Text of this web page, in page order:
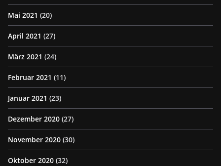
Mai 2021 (20)
April 2021 (27)
März 2021 (24)
Februar 2021 (11)
Januar 2021 (23)
Dezember 2020 (27)
November 2020 (30)
Oktober 2020 (32)